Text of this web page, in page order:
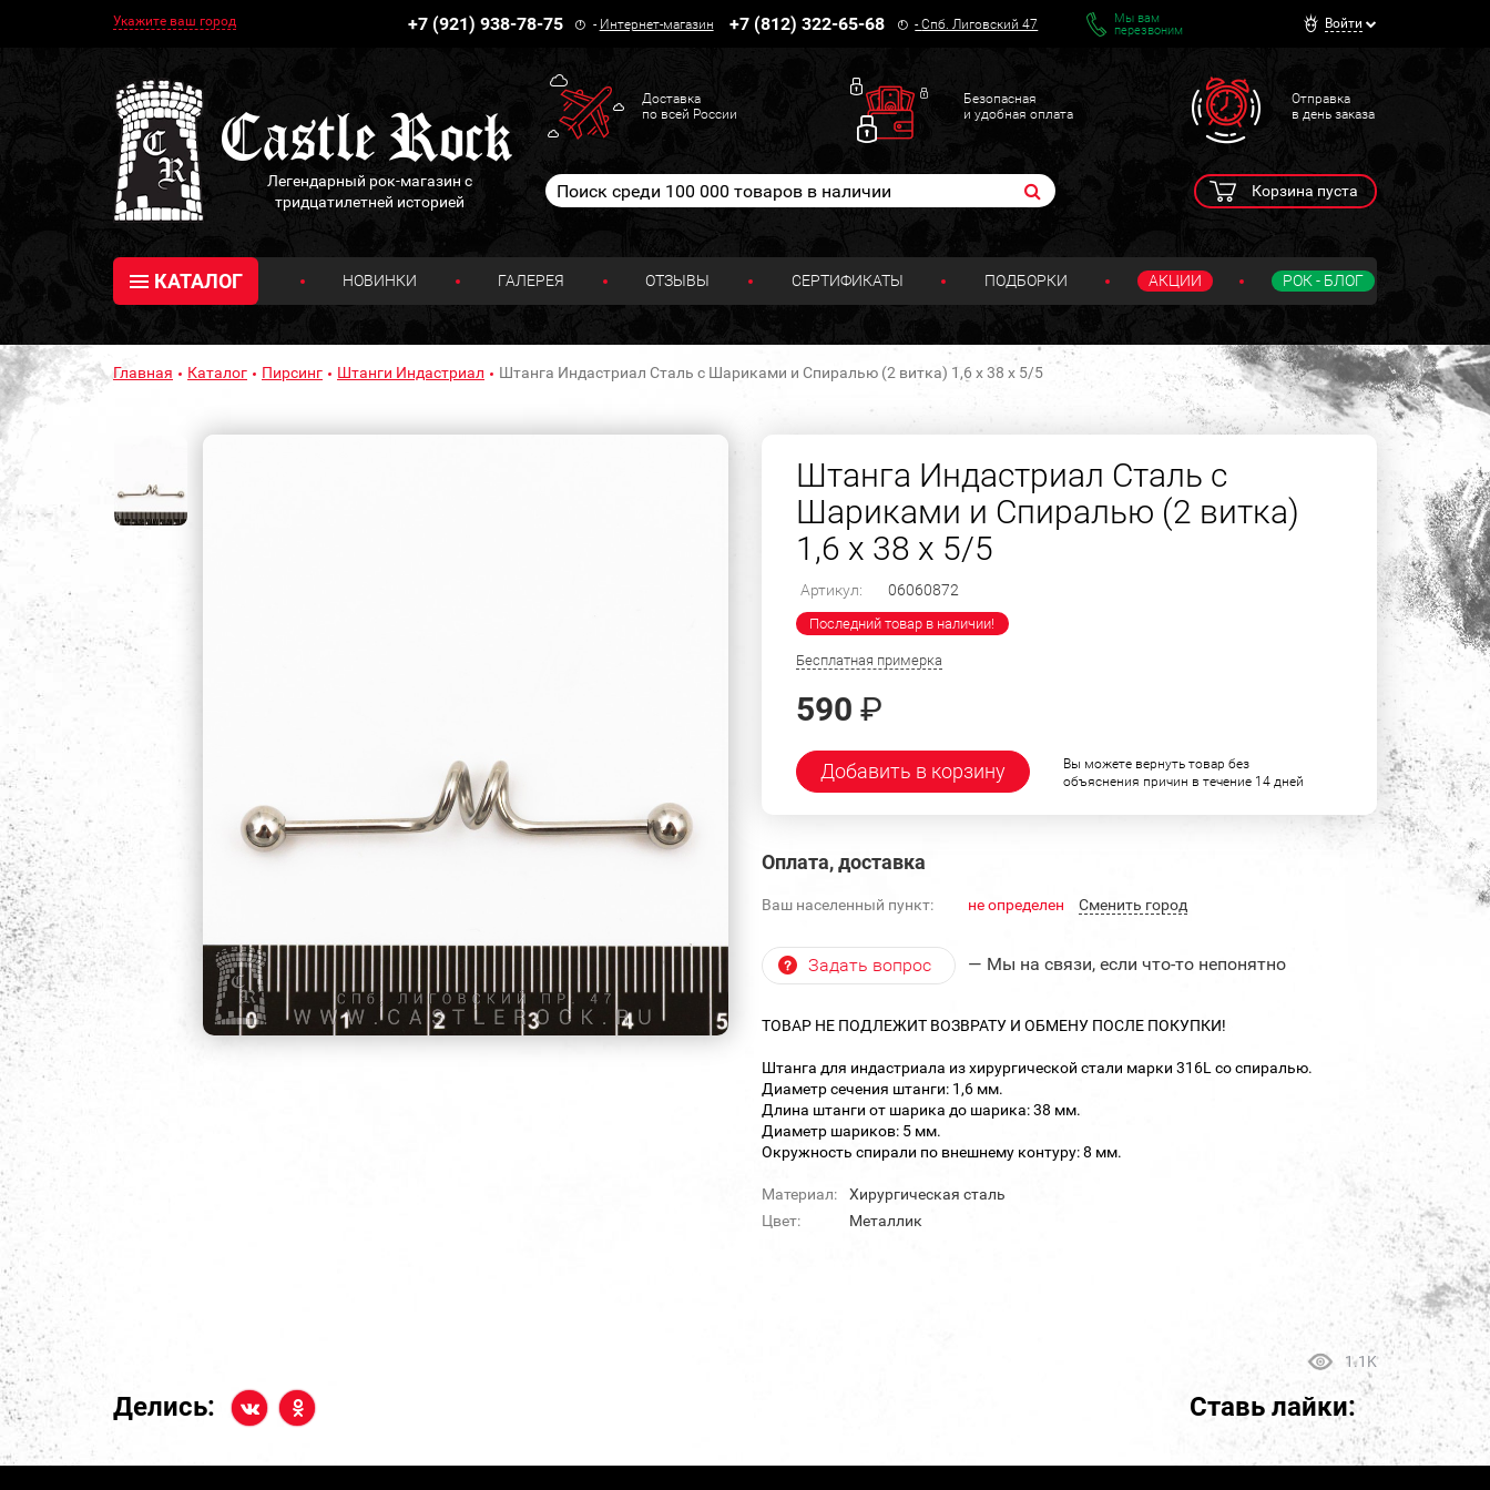
Укажите ваш город +7 (921) 938-78-75 - Интернет-магазин +7 (812) 322-65-68 -Спб. Лиговский 47
Мы вам
перезвоним
Войти
Легендарный рок-магазин с
тридцатилетней историей
Доставка
по всей России
Безопасная
и удобная оплата
Отправка
в день заказа
Корзина пуста
КАТАЛОГ НОВИНКИ ГАЛЕРЕЯ ОТЗЫВЫ СЕРТИФИКАТЫ ПОДБОРКИ АКЦИИ РОК - БЛОГ
Главная Каталог Пирсинг Штанги Индастриал Штанга Индастриал Сталь с Шариками и Спиралью (2 витка) 1,6 х 38 х 5/5
Штанга Индастриал Сталь с
Шариками и Спиралью (2 витка)
1,6 х 38 х 5/5
Артикул: 06060872
Последний товар в наличии!
Бесплатная примерка
590 ₽
Добавить в корзину
Вы можете вернуть товар без
объяснения причин в течение 14 дней
Оплата, доставка
Ваш населенный пункт: не определен Cменить город
Задать вопрос — Мы на связи, если что-то непонятно
ТОВАР НЕ ПОДЛЕЖИТ ВОЗВРАТУ И ОБМЕНУ ПОСЛЕ ПОКУПКИ!
Штанга для индастриала из хирургической стали марки 316L со спиралью.
Диаметр сечения штанги: 1,6 мм.
Длина штанги от шарика до шарика: 38 мм.
Диаметр шариков: 5 мм.
Окружность спирали по внешнему контуру: 8 мм.
Материал:
Хирургическая сталь
Цвет:
Металлик
1.1K
Делись: Ставь лайки: